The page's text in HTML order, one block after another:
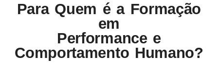
Para Quem é a Formação
em
Performance e
Comportamento Humano?